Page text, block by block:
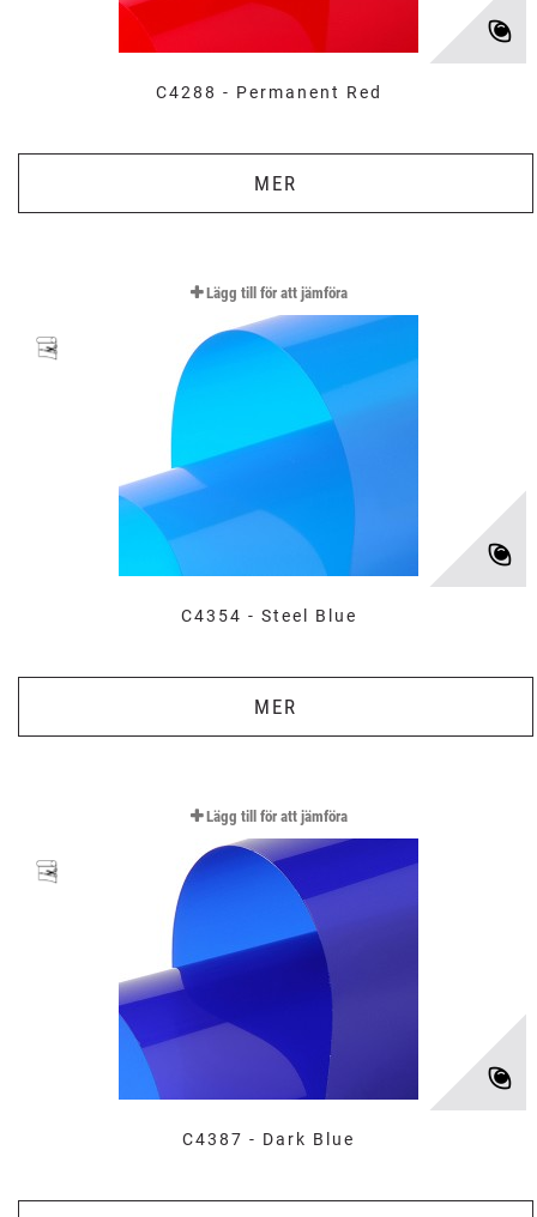
C4288 - Permanent Red
MER
C4354 - Steel Blue
MER
Lägg till för att jämföra
C4387 - Dark Blue
Lägg till för att jämföra